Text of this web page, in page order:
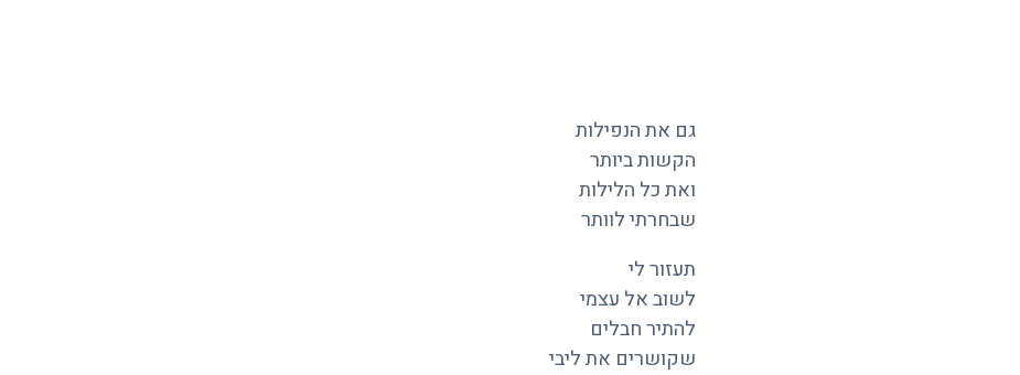
גם את הנפילות
הקשות ביותר
ואת כל הלילות
שבחרתי לוותר
תעזור לי
לשוב אל עצמי
להתיר חבלים
שקושרים את ליבי